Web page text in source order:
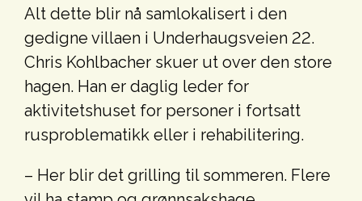
Alt dette blir nå samlokalisert i den
gedigne villaen i Underhaugsveien 22.
Chris Kohlbacher skuer ut over den store
hagen. Han er daglig leder for
aktivitetshuset for personer i fortsatt
rusproblematikk eller i rehabilitering.
– Her blir det grilling til sommeren. Flere